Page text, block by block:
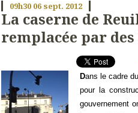
09h30 06 sept. 2012
La caserne de
remplacée par
Dans le cadre
pour la
gouvernement